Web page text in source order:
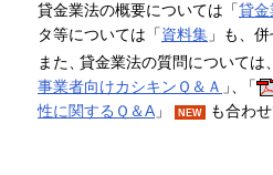
貸金業法の概要については「貸金
タ等については「資料集 」も、
また
貸金業法の質問については
事業者向けカシキンＱ＆Ａ 」、 「
性に関するＱ＆A 」 NEW も合わ